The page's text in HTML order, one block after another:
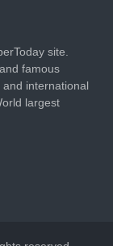
site.
famous
international
largest